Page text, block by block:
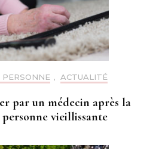
PERSONNE , ACTUALITÉ
par un médecin après la
personne vieillissante